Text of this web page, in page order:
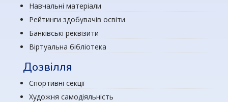
Навчальні матеріали
Рейтинги здобувачів освіти
Банківські реквізити
Віртуальна бібліотека
Дозвілля
Спортивні секції
Художня самодіяльність